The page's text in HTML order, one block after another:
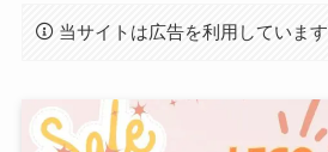
当サイトは広告を利用しています